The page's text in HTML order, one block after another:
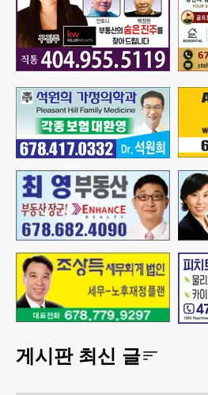
게시판 최신 글